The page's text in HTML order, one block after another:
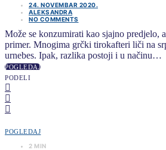
24. NOVEMBAR 2020.
ALEKSANDRA
NO COMMENTS
Može se konzumirati kao sjajno predjelo,
primer. Mnogima grčki tirokafteri liči na
urnebes. Ipak, razlika postoji i u načinu…
POGLEDAJ
PODELI
POGLEDAJ
2 MIN